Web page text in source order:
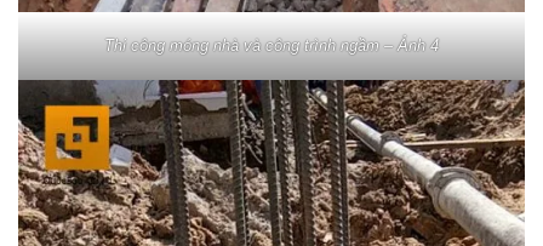
Thi công móng nhà và công trình ngầm – Ảnh 4